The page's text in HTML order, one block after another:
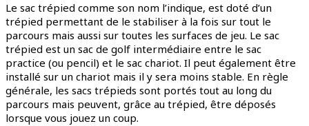
Le sac trépied comme son nom l’indique, est doté d’un
trépied permettant de le stabiliser à la fois sur tout le
parcours mais aussi sur toutes les surfaces de jeu. Le sac
trépied est un sac de golf intermédiaire entre le sac
practice (ou pencil) et le sac chariot. Il peut également être
installé sur un chariot mais il y sera moins stable. En règle
générale, les sacs trépieds sont portés tout au long du
parcours mais peuvent, grâce au trépied, être déposés
lorsque vous jouez un coup.